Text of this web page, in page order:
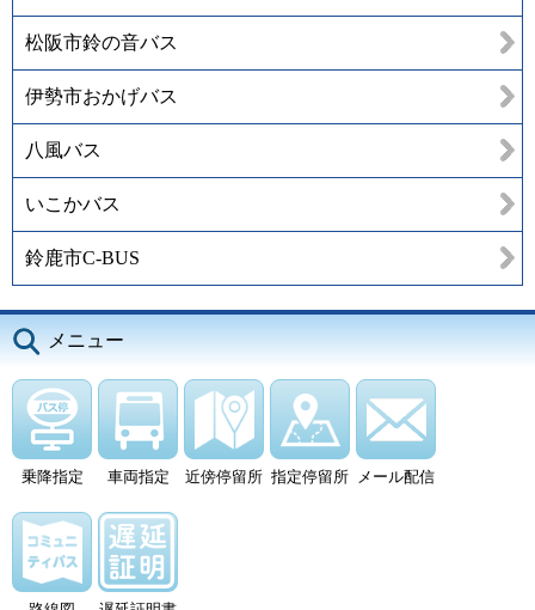
松阪市鈴の音バス
伊勢市おかげバス
八風バス
いこかバス
鈴鹿市C-BUS
メニュー
乗降指定 車両指定 近傍停留所 指定停留所 メール配信